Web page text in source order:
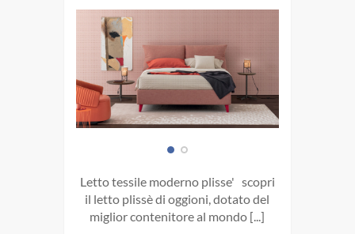
letto tessile moderno plisse' scopri
il letto plissè di oggioni, dotato del
miglior contenitore al mondo [...]